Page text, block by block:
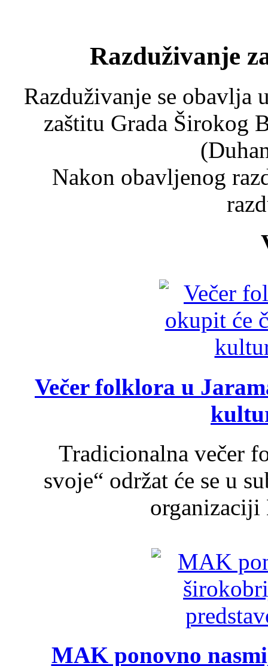
Razduživanje
Razduživanje se obavlja
zaštitu Grada Širokog
Nakon obavljenog
Večer folklora u
Tradicionalna večer
svoje“ održat će se u
organizaciji
MAK ponovno